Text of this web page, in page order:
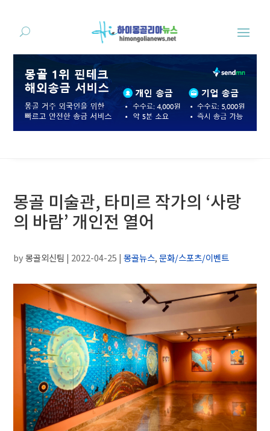
몽골 미술관, 타미르 작가의 ‘사랑
의 바람’ 개인전 열어
by몽골외신팀 | 2022-04-25 |몽골뉴스,문화/스포츠/이벤트